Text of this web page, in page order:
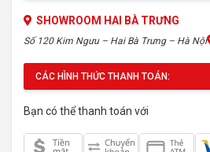
SHOWROOM HAI BÀ TRƯNG
Số 120 Kim Ngưu – Hai Bà Trưng – Hà Nội
CÁC HÌNH THỨC THANH TOÁN:
Bạn có thể thanh toán với